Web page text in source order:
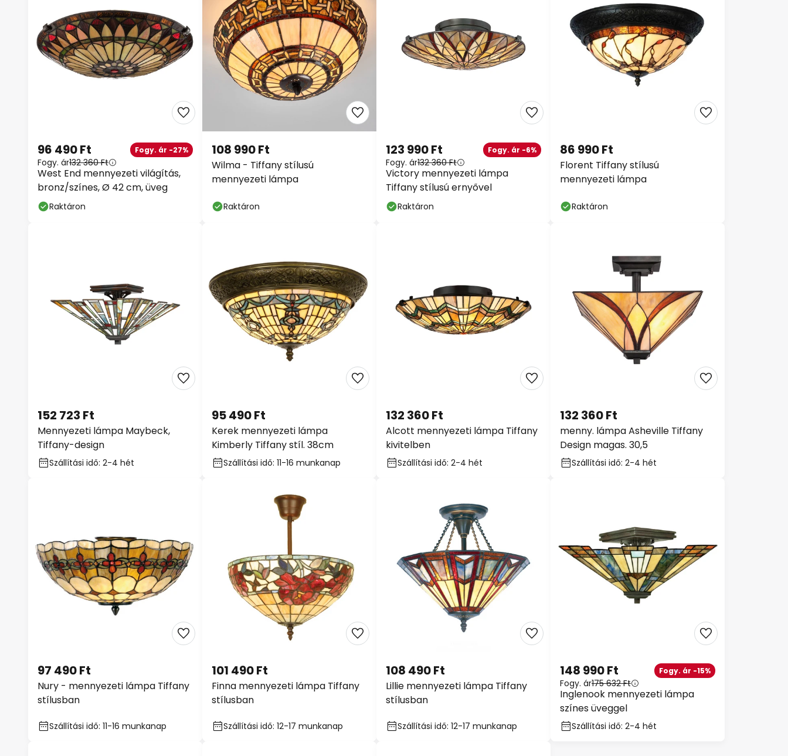
West End mennyezeti világítás,
bronz/színes, Ø 42 cm, üveg
96 490 Ft Fogy. ár -27%
Fogy. ár132 360 Ft
Raktáron
Wilma - Tiffany stílusú
mennyezeti lámpa
108 990 Ft
Raktáron
Victory mennyezeti lámpa
Tiffany stílusú ernyővel
123 990 Ft Fogy. ár -6%
Fogy. ár132 360 Ft
Raktáron
Florent Tiffany stílusú
mennyezeti lámpa
86 990 Ft
Raktáron
Mennyezeti lámpa Maybeck,
Tiffany-design
152 723 Ft
Szállítási idő: 2-4 hét
Kerek mennyezeti lámpa
Kimberly Tiffany stíl. 38cm
95 490 Ft
Szállítási idő: 11-16 munkanap
Alcott mennyezeti lámpa Tiffany
kivitelben
132 360 Ft
Szállítási idő: 2-4 hét
menny. lámpa Asheville Tiffany
Design magas. 30,5
132 360 Ft
Szállítási idő: 2-4 hét
Nury - mennyezeti lámpa Tiffany
stílusban
97 490 Ft
Szállítási idő: 11-16 munkanap
Finna mennyezeti lámpa Tiffany
stílusban
101 490 Ft
Szállítási idő: 12-17 munkanap
Lillie mennyezeti lámpa Tiffany
stílusban
108 490 Ft
Szállítási idő: 12-17 munkanap
Inglenook mennyezeti lámpa
színes üveggel
148 990 Ft Fogy. ár -15%
Fogy. ár175 632 Ft
Szállítási idő: 2-4 hét